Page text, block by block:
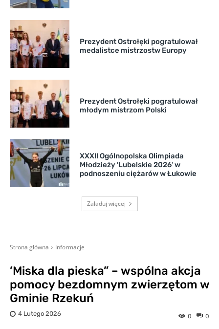
Prezydent Ostrołęki pogratulował
medalistce mistrzostw Europy
Prezydent Ostrołęki pogratulował
młodym mistrzom Polski
XXXII Ogólnopolska Olimpiada
Młodzieży 'Lubelskie 2026′ w
podnoszeniu ciężarów w Łukowie
Załaduj więcej